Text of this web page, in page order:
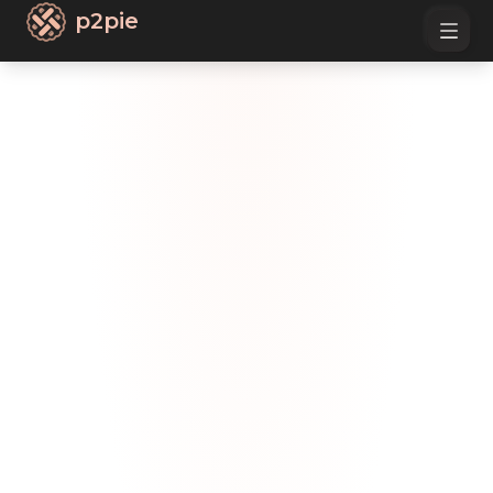
p2pie